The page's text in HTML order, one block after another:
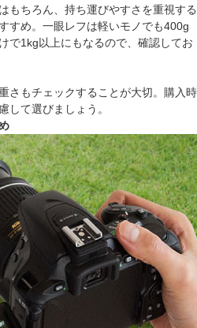
もちろん、持ち運びやすさを重視する
すめ。一眼レフは軽いモノでも400g
で1kg以上にもなるので、確認してお
さもチェックすることが大切。購入時
して選びましょう。